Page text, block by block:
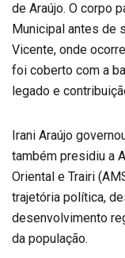
de Araújo. O corpo
Municipal antes de
Vicente, onde
foi coberto com a
legado e
Irani Araújo
também presidiu a
Oriental e Trairi
trajetória política,
desenvolvimento
da população.